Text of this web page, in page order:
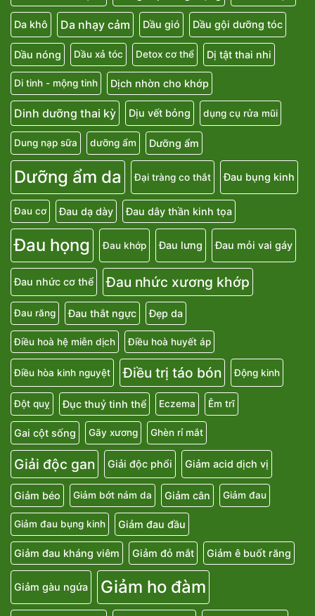
Cơ tim khỏe mạnh Cung cấp năng lượng Da dầu mụn
Da khô Da nhạy cảm Dầu gió Dầu gội dưỡng tóc
Dầu nóng Dầu xả tóc Detox cơ thể Dị tật thai nhi
Di tinh - mộng tinh Dịch nhờn cho khớp
Dinh dưỡng thai kỳ Dịu vết bỏng
Dung nạp sữa dưỡng ẩm Dưỡng ẩm
Dưỡng ẩm da Đại tràng co thắt Đau bụng kinh
Đau cơ Đau dạ dày Đau dây thần kinh tọa
Đau họng Đau khớp Đau lưng Đau mỏi vai gáy
Đau nhức cơ thể Đau nhức xương khớp
Đau răng Đau thắt ngực Đẹp da
Điều hoà hệ miễn dịch Điều hoà huyết áp
Điều hòa kinh nguyệt Điều trị táo bón Động kinh
Đột quỵ Đục thuỷ tinh thể Eczema
Gai cột sống Gãy xương Ghèn rỉ mắt
Giải độc gan Giải độc phổi Giảm acid dịch vị
Giảm béo Giảm bớt nám da Giảm cân
Giảm đau bụng kinh Giảm đau đầu
Giảm đau kháng viêm Giảm đỏ mắt Giảm ê buốt răng
Giảm gàu ngứa Giảm ho đàm